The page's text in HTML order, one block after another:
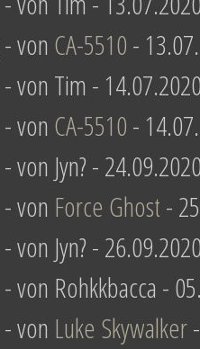
- von CA-5510-
- von Tim -
- von CA-5510-
- von Jyn? -
- von Force Ghost-
- von Jyn? -
- von Rohkkbacca -
- von Luke Skywalker